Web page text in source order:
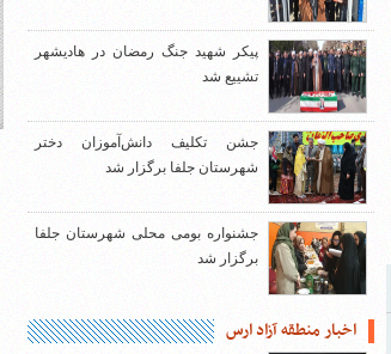
پیکر شهید جنگ رمضان در هادیشهر
تشییع شد
جشن تکلیف دانش‌آموزان دختر
شهرستان جلفا برگزار شد
جشنواره بومی محلی شهرستان جلفا
برگزار شد
اخبار منطقه آزاد ارس